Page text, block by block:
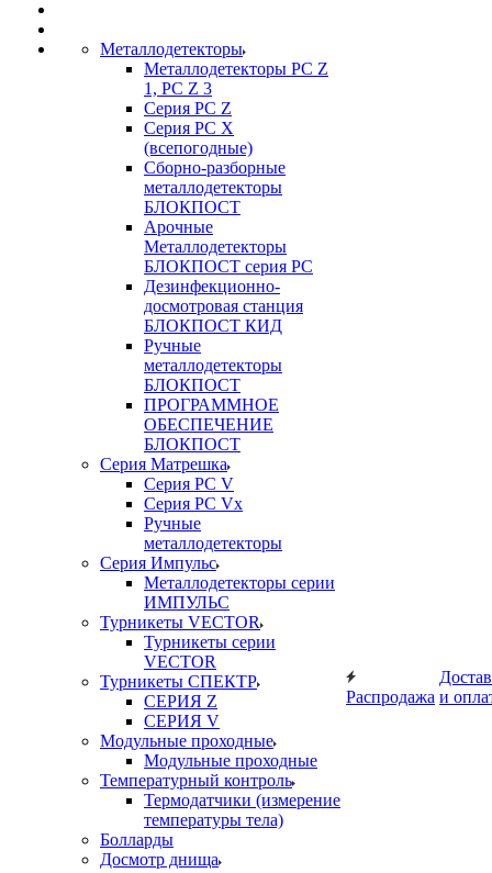
Металлодетекторы
Металлодетекторы РС Z
1, PC Z 3
Серия РС Z
Серия РС X
(всепогодные)
Сборно-разборные
металлодетекторы
БЛОКПОСТ
Арочные
Металлодетекторы
БЛОКПОСТ серия РС
Дезинфекционно-
досмотровая станция
БЛОКПОСТ КИД
Ручные
металлодетекторы
БЛОКПОСТ
ПРОГРАММНОЕ
ОБЕСПЕЧЕНИЕ
БЛОКПОСТ
Серия Матрешка
Серия PC V
Серия PC Vx
Ручные
металлодетекторы
Серия Импульс
Металлодетекторы серии
ИМПУЛЬС
Турникеты VECTOR
Турникеты серии
VECTOR
Турникеты СПЕКТР
СЕРИЯ Z
СЕРИЯ V
Модульные проходные
Модульные проходные
Температурный контроль
Термодатчики (измерение
температуры тела)
Болларды
Досмотр днища
Распродажа и